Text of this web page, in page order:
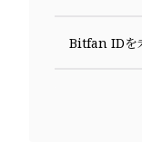
Bitfan IDを